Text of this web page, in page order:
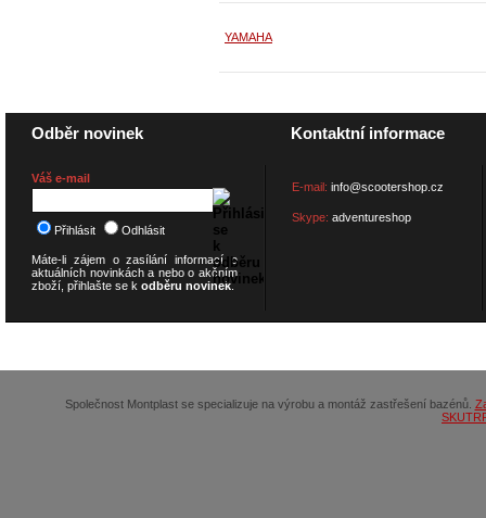
YAMAHA
Odběr novinek
Váš e-mail
Přihlásit Odhlásit
Máte-li zájem o zasílání informací o
aktuálních novinkách a nebo o akčním
zboží, přihlašte se k odběru novinek.
Kontaktní informace
E-mail: info@scootershop.cz
Skype: adventureshop
Společnost Montplast se specializuje na výrobu a montáž zastřešení bazénů.